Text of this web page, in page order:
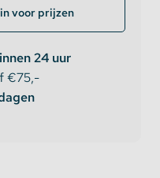
voor prijzen
24 uur
€75,-